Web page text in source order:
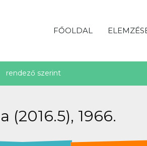
FŐOLDAL
rendező szerint
(2016.5), 1966.